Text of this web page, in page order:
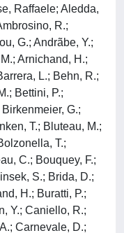
Raffaele; Aledda,
R.;
G.; Andrãbe, Y.;
Arnichand, H.;
L.; Behn, R.;
Bettini, P.;
G.;
T.; Bluteau, M.;
T.;
C.; Bouquey, F.;
S.; Brida, D.;
H.; Buratti, P.;
Y.; Caniello, R.;
Carnevale, D.;